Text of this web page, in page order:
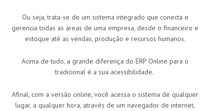
Ou seja, trata-se de um sistema integrado que conecta e
gerencia todas as áreas de uma empresa, desde o financeiro e
estoque até as vendas, produção e recursos humanos.
Acima de tudo, a grande diferença do ERP Online para o
tradicional é a sua acessibilidade.
Afinal, com a versão online, você acessa o sistema de qualquer
lugar, a qualquer hora, através de um navegador de internet,